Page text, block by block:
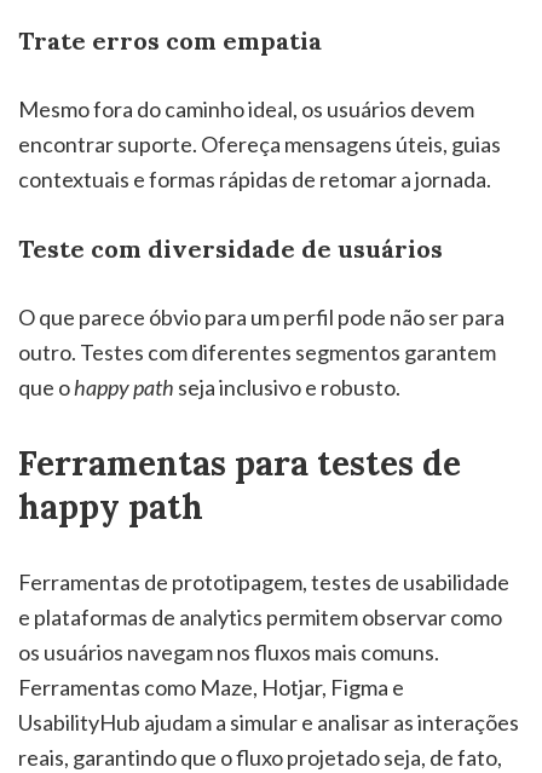
Trate erros com empatia
Mesmo fora do caminho ideal, os usuários devem
encontrar suporte. Ofereça mensagens úteis, guias
contextuais e formas rápidas de retomar a jornada.
Teste com diversidade de usuários
O que parece óbvio para um perfil pode não ser para
outro. Testes com diferentes segmentos garantem
que ohappy path seja inclusivo e robusto.
Ferramentas para testes de
happy path
Ferramentas de prototipagem, testes de usabilidade
e plataformas de analytics permitem observar como
os usuários navegam nos fluxos mais comuns.
Ferramentas como Maze, Hotjar, Figma e
UsabilityHub ajudam a simular e analisar as interações
reais, garantindo que o fluxo projetado seja, de fato,